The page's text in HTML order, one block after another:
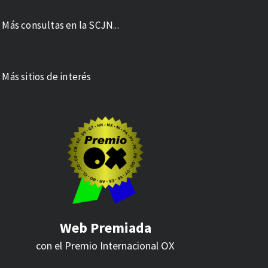
Más consultas en la SCJN...
Más sitios de interés
Web Premiada
con el Premio Internacional OX